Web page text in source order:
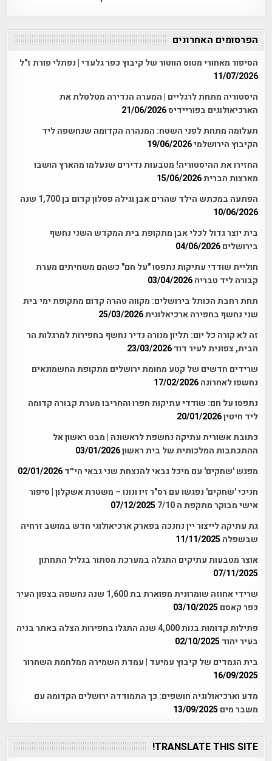
הפרסומים האחרונים
הסיפור מאחורי מטוס הווטור של קיבוץ כפר גלעדי | נפתלי פורת ז"ל
11/07/2026
היסטוריה מתחת לרגליים | המערה הנדירה מטלטלת את
הארכיאולוגים בפוריידיס21/06/2026
תעלומה מתחת לפני השטח: המנהרה הקדומה שנחשפה ליד
הקיבוץ הירושלמי19/06/2026
החזירו את ההיסטוריה! מטבעות נדירים שנעלמו מהארץ הושבו
מארצות הברית15/06/2026
הפתעה במכתש הילד שהרים אבן וגילה פסלון קדום בן 1,700 שנה
10/06/2026
בית יוצר גדול לכלי אבן מתקופת בית המקדש השני נחשף
בירושלים 04/06/2026
חוליית שודדי עתיקות נתפסו "על חם" כשהם משחיתים מערת
קבורה ליד טבריה 03/04/2026
תחת רחבת הכותל בירושלים: מקווה טהרה קדום מתקופת ימי בית
שני נחשף בחפירה ארכיאלוגית25/03/2026
זה לא קורה כל יום: תליון מנורה נדיר נחשף בחפירות למרגלות הר
הבית, צפונית לעיר דוד 23/03/2026
שרידים חדשים של קטע מחומת ירושלים מתקופת החשמונאים
נחשפו לאחרונה 17/02/2026
נתפסו על חם: שודדי עתיקות חפרו והחריבו מערת קבורה קדומה
ליד חיטין20/01/2026
כתובת אשורית עתיקה נחשפת לראשונה | מבט ראשון אל
ההתכתבות המלכותית של בית ראשון03/01/2026
מפגש 'שחקים' עם מיכל גבאי להנצחת שני גבאי הי״ד 02/01/2026
חניכי 'שחקים' נפגשו עם רס"ר זיו ונונו – משטרת אשקלון | סיפור
אישי מבוקר מתקפת ה 7/10
07/12/2025
גת עתיקה לייצור יין נחנכה בפארק ארכיאולוגי חדש במושב זרחיה
שבשפלה 11/11/2025
אוצר מטבעות עתיקים התגלה במערכת מסתור בגליל התחתון
07/11/2025
שרידי אחוזה שומרונית מפוארת בת 1,600 שנה נחשפה בצפון העיר
כפר קאסם 03/10/2025
פתילות קדומות בנות 4,000 שנה התגלו בחפירות הצלה באתר בניה
בעיר יהוד 02/10/2025
בית הגמדים של קיבוץ עמיעד | עמדת השמירה ממלחמת השחרור
16/09/2025
מדע וארכיאולוגיה חושפים: כך התמודדה ירושלים הקדומה עם
משבר מים 13/09/2025
TRANSLATE THIS SITE!